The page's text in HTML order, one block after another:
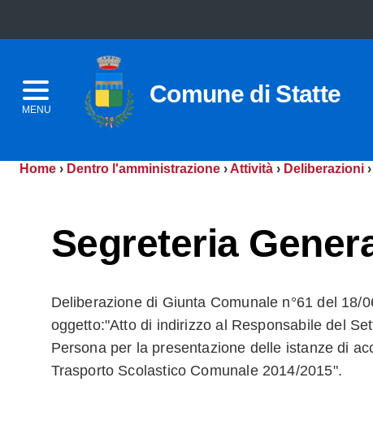
MENU
Comune di Statte
Home › Dentro l'amministrazione › Attività › Deliberazioni ›
Segreteria
Deliberazione di Giunta Comunale n°61 del 18/
oggetto:"Atto di indirizzo al Responsabile del
Persona per la presentazione delle istanze di
Trasporto Scolastico Comunale 2014/2015".